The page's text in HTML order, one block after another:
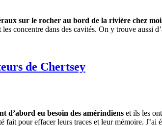
sur le rocher au bord de la rivière chez
les concentre dans des cavités. On y trouve
de Chertsey
d’abord eu besoin des amérindiens et ils les
fait pour effacer leurs traces et leur mémoire.